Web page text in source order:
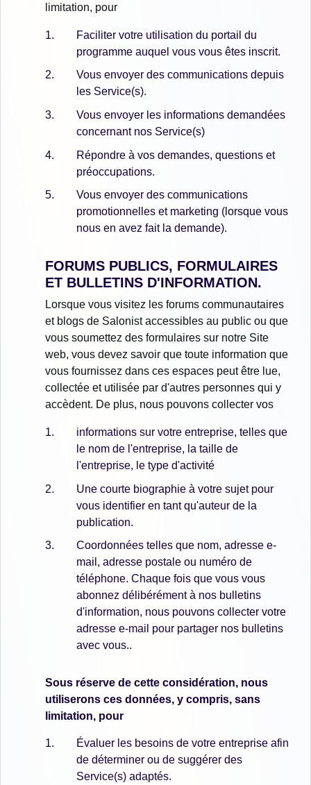
limitation, pour
Faciliter votre utilisation du portail du
programme auquel vous vous êtes inscrit.
Vous envoyer des communications depuis
les Service(s).
Vous envoyer les informations demandées
concernant nos Service(s)
Répondre à vos demandes, questions et
préoccupations.
Vous envoyer des communications
promotionnelles et marketing (lorsque vous
nous en avez fait la demande).
FORUMS PUBLICS, FORMULAIRES
ET BULLETINS D'INFORMATION.
Lorsque vous visitez les forums communautaires
et blogs de Salonist accessibles au public ou que
vous soumettez des formulaires sur notre Site
web, vous devez savoir que toute information que
vous fournissez dans ces espaces peut être lue,
collectée et utilisée par d'autres personnes qui y
accèdent. De plus, nous pouvons collecter vos
informations sur votre entreprise, telles que
le nom de l'entreprise, la taille de
l'entreprise, le type d'activité
Une courte biographie à votre sujet pour
vous identifier en tant qu'auteur de la
publication.
Coordonnées telles que nom, adresse e-
mail, adresse postale ou numéro de
téléphone. Chaque fois que vous vous
abonnez délibérément à nos bulletins
d'information, nous pouvons collecter votre
adresse e-mail pour partager nos bulletins
avec vous..
Sous réserve de cette considération, nous
utiliserons ces données, y compris, sans
limitation, pour
Évaluer les besoins de votre entreprise afin
de déterminer ou de suggérer des
Service(s) adaptés.